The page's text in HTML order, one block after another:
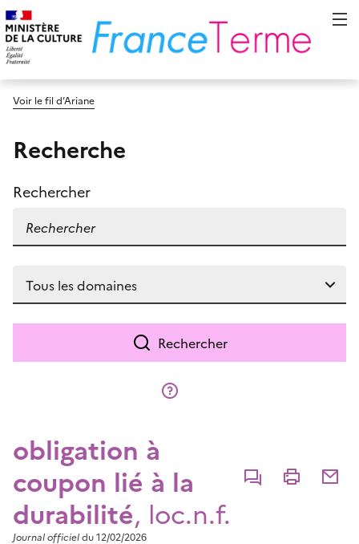
Voir le fil d’Ariane
Recherche
Rechercher
Rechercher
obligation à
coupon lié à la
durabilité, loc.n.f.
CommenterImprimer
Journal officieldu 12/02/2026